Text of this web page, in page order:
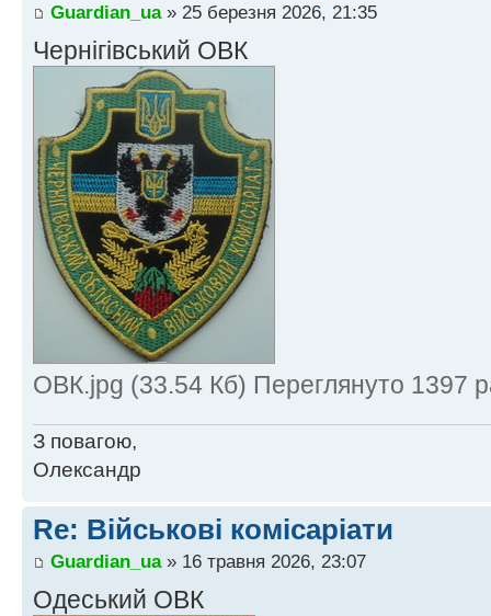
Guardian_ua» 25 березня 2026, 21:35
Чернігівський ОВК
ОВК.jpg (33.54 Кб) Переглянуто 1397
З повагою,
Олександр
Re: Військові комісаріати
Guardian_ua» 16 травня 2026, 23:07
Одеський ОВК